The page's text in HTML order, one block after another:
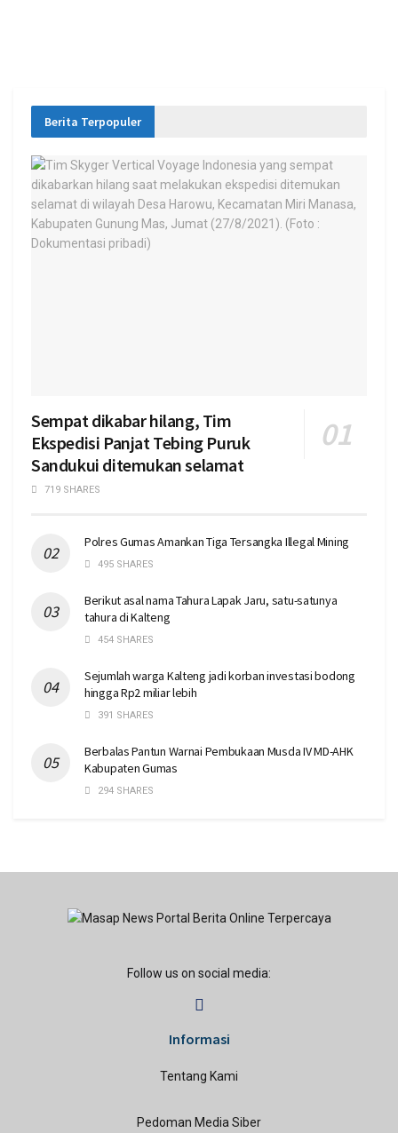
Berita Terpopuler
Sempat dikabar hilang, Tim
Ekspedisi Panjat Tebing Puruk
Sandukui ditemukan selamat
719 SHARES
Polres Gumas Amankan Tiga Tersangka Illegal Mining
495 SHARES
Berikut asal nama Tahura Lapak Jaru, satu-satunya
tahura di Kalteng
454 SHARES
Sejumlah warga Kalteng jadi korban investasi bodong
hingga Rp2 miliar lebih
391 SHARES
Berbalas Pantun Warnai Pembukaan Musda IV MD-AHK
Kabupaten Gumas
294 SHARES
Follow us on social media:
Informasi
Tentang Kami
Pedoman Media Siber